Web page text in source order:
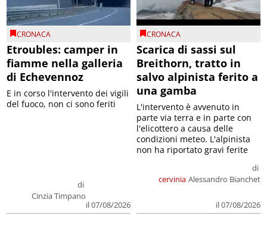
CRONACA
Etroubles: camper in
fiamme nella galleria
di Echevennoz
di
Cinzia Timpano
il 07/08/2026
E in corso l'intervento dei vigili
del fuoco, non ci sono feriti
CRONACA
Scarica di sassi sul
Breithorn, tratto in
salvo alpinista ferito a
una gamba
cervinia
di
Alessandro Bianchet
il 07/08/2026
L'intervento è avvenuto in
parte via terra e in parte con
l'elicottero a causa delle
condizioni meteo. L'alpinista
non ha riportato gravi ferite